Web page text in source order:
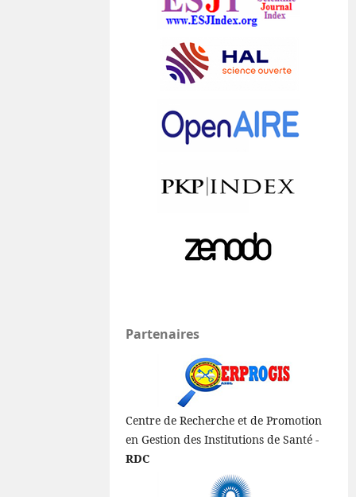
Partenaires
Centre de Recherche et de Promotion
en Gestion des Institutions de Santé -
RDC